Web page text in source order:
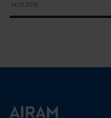
14.10.2019